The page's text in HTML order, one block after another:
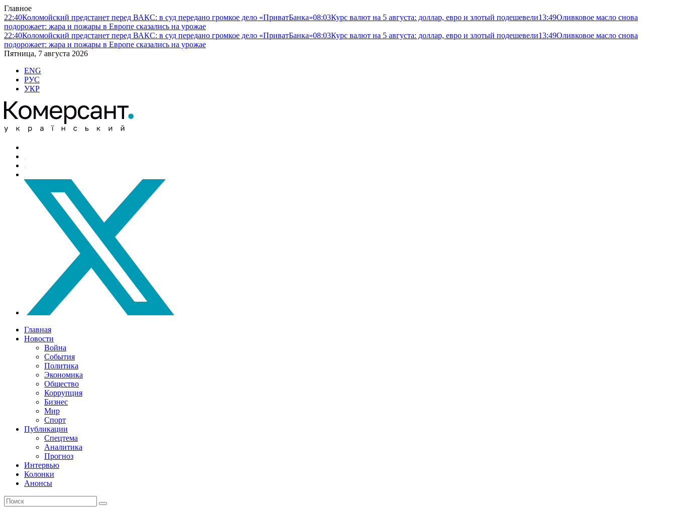
Главное
22:40Коломойский предстанет перед ВАКС: в суд передано громкое дело «ПриватБанка»08:03Курс валют на 5 августа: доллар, евро и злотый подешевели13:49Оливковое масло снова
подорожает: жара и пожары в Европе сказались на урожае
22:40Коломойский предстанет перед ВАКС: в суд передано громкое дело «ПриватБанка»08:03Курс валют на 5 августа: доллар, евро и злотый подешевели13:49Оливковое масло снова
подорожает: жара и пожары в Европе сказались на урожае
Пятница, 7 августа 2026
ENG
РУС
УКР
Главная
Новости
Война
События
Политика
Экономика
Общество
Коррупция
Бизнес
Мир
Спорт
Публикации
Спецтема
Аналитика
Прогноз
Интервью
Колонки
Анонсы